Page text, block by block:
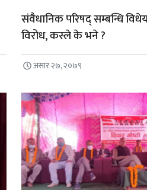
संवैधानिक परिषद् सम्बन्धि
विरोध, कस्ले के भने ?
असार २७, २०७९